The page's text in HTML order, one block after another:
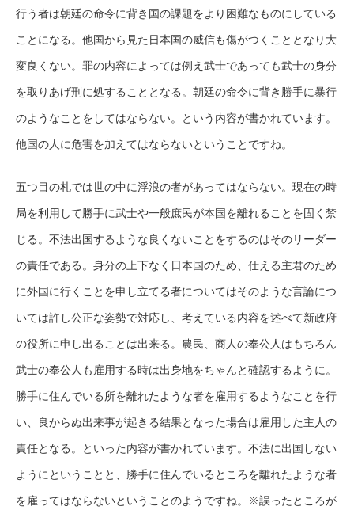
行う者は朝廷の命令に背き国の課題をより困難なものにしている
ことになる。他国から見た日本国の威信も傷がつくこととなり大
変良くない。罪の内容によっては例え武士であっても武士の身分
を取りあげ刑に処することとなる。朝廷の命令に背き勝手に暴行
のようなことをしてはならない。という内容が書かれています。
他国の人に危害を加えてはならないということですね。
五つ目の札では世の中に浮浪の者があってはならない。現在の時
局を利用して勝手に武士や一般庶民が本国を離れることを固く禁
じる。不法出国するような良くないことをするのはそのリーダー
の責任である。身分の上下なく日本国のため、仕える主君のため
に外国に行くことを申し立てる者についてはそのような言論につ
いては許し公正な姿勢で対応し、考えている内容を述べて新政府
の役所に申し出ることは出来る。農民、商人の奉公人はもちろん
武士の奉公人も雇用する時は出身地をちゃんと確認するように。
勝手に住んでいる所を離れたような者を雇用するようなことを行
い、良からぬ出来事が起きる結果となった場合は雇用した主人の
責任となる。といった内容が書かれています。不法に出国しない
ようにということと、勝手に住んでいるところを離れたような者
を雇ってはならないということのようですね。※誤ったところが